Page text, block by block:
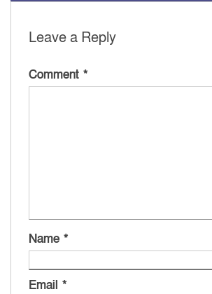
Leave a Reply
Comment *
Name *
Email *